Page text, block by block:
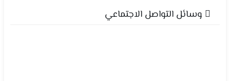
وسائل التواصل الاجتماعي